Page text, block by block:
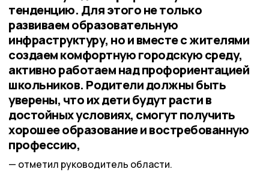
тенденцию. Для этого не только
развиваем образовательную
инфраструктуру, но и вместе с жителями
создаем комфортную городскую среду,
активно работаем над профориентацией
школьников. Родители должны быть
уверены, что их дети будут расти в
достойных условиях, смогут получить
хорошее образование и востребованную
профессию,
отметил руководитель области.